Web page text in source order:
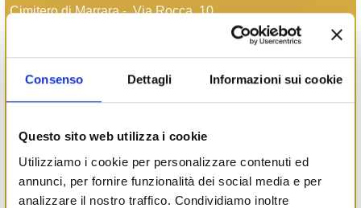
Consenso Dettagli Informazioni sui cookie
Questo sito web utilizza i cookie
Utilizziamo i cookie per personalizzare contenuti ed
annunci, per fornire funzionalità dei social media e per
analizzare il nostro traffico. Condividiamo inoltre
Cimitero di Marrara - Via Rocca, 10
ATTIVITÀ COMMERCIALI:
Osteria Odica - Piazza Adamo Boari, 13
Bar e Tabacchi:
Bar Centrale - Piazza Adamo Boari, 6